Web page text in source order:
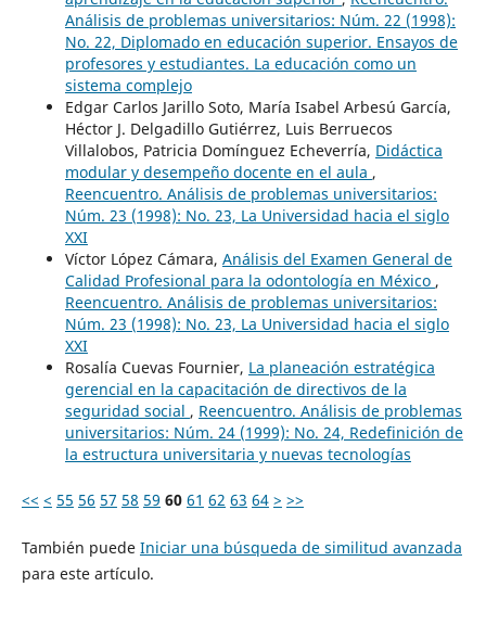
Análisis de problemas universitarios: Núm. 22 (1998):
No. 22, Diplomado en educación superior. Ensayos de
profesores y estudiantes. La educación como un
sistema complejo
Edgar Carlos Jarillo Soto, María Isabel Arbesú García,
Héctor J. Delgadillo Gutiérrez, Luis Berruecos
Villalobos, Patricia Domínguez Echeverría, Didáctica
modular y desempeño docente en el aula ,
Reencuentro. Análisis de problemas universitarios:
Núm. 23 (1998): No. 23, La Universidad hacia el siglo
XXI
Víctor López Cámara, Análisis del Examen General de
Calidad Profesional para la odontología en México ,
Reencuentro. Análisis de problemas universitarios:
Núm. 23 (1998): No. 23, La Universidad hacia el siglo
XXI
Rosalía Cuevas Fournier, La planeación estratégica
gerencial en la capacitación de directivos de la
seguridad social , Reencuentro. Análisis de problemas
universitarios: Núm. 24 (1999): No. 24, Redefinición de
la estructura universitaria y nuevas tecnologías
<< < 55 56 57 58 59 60 61 62 63 64 > >>
También puede Iniciar una búsqueda de similitud avanzada
para este artículo.